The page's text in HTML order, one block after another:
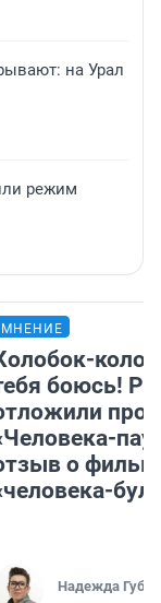
на Урал
режим
МНЕНИЕ
боюсь!
о
Надежда